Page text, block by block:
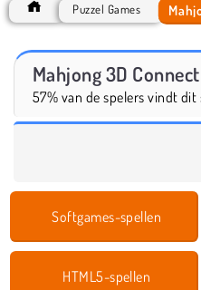
Puzzel Games
Mahjong 3D Connect
57% van de spelers vindt dit
Softgames-spellen
HTML5-spellen